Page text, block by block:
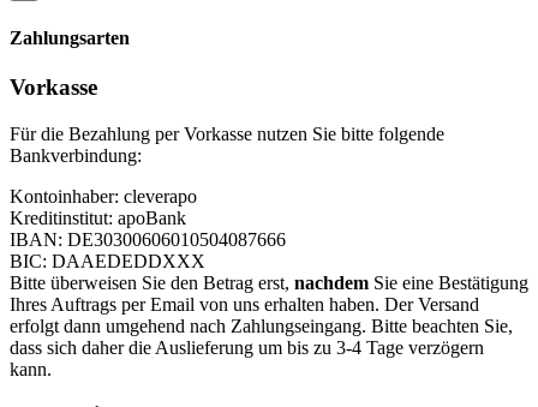
Zahlungsarten
Vorkasse
Für die Bezahlung per Vorkasse nutzen Sie bitte folgende
Bankverbindung:
Kontoinhaber: cleverapo
Kreditinstitut: apoBank
IBAN: DE30300606010504087666
BIC: DAAEDEDDXXX
Bitte überweisen Sie den Betrag erst, nachdem Sie eine Bestätigung
Ihres Auftrags per Email von uns erhalten haben. Der Versand
erfolgt dann umgehend nach Zahlungseingang. Bitte beachten Sie,
dass sich daher die Auslieferung um bis zu 3-4 Tage verzögern
kann.